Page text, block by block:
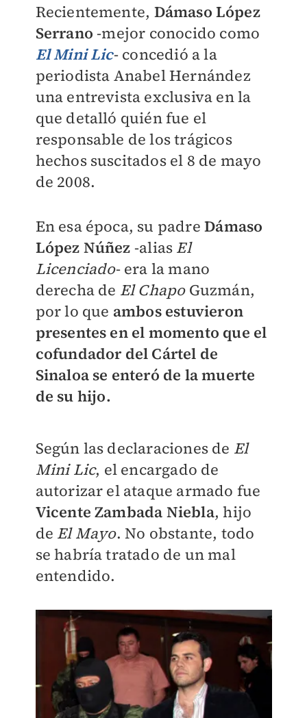
Recientemente, Dámaso López
Serrano-mejor conocido como
El Mini Lic- concedió a la
periodista Anabel Hernández
una entrevista exclusiva en la
que detalló quién fue el
responsable de los trágicos
hechos suscitados el 8 de mayo
de 2008.
En esa época, su padreDámaso
López Núñez -alias El
Licenciado- era la mano
derecha de El ChapoGuzmán,
por lo que ambos estuvieron
presentes en el momento que el
cofundador del Cártel de
Sinaloa se enteró de la muerte
de su hijo.
Según las declaraciones de El
Mini Lic, el encargado de
autorizar el ataque armado fue
Vicente Zambada Niebla, hijo
de El Mayo. No obstante, todo
se habría tratado de un mal
entendido.